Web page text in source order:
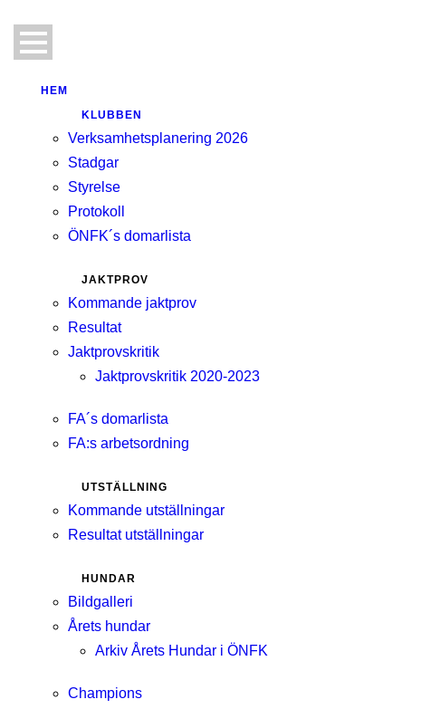
HEM
KLUBBEN
Verksamhetsplanering 2026
Stadgar
Styrelse
Protokoll
ÖNFK´s domarlista
JAKTPROV
Kommande jaktprov
Resultat
Jaktprovskritik
Jaktprovskritik 2020-2023
FA´s domarlista
FA:s arbetsordning
UTSTÄLLNING
Kommande utställningar
Resultat utställningar
HUNDAR
Bildgalleri
Årets hundar
Arkiv Årets Hundar i ÖNFK
Champions